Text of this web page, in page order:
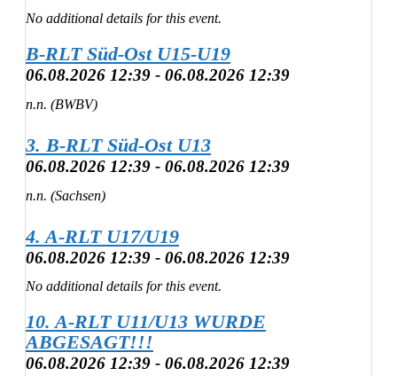
No additional details for this event.
B-RLT Süd-Ost U15-U19
06.08.2026 12:39 - 06.08.2026 12:39
n.n. (BWBV)
3. B-RLT Süd-Ost U13
06.08.2026 12:39 - 06.08.2026 12:39
n.n. (Sachsen)
4. A-RLT U17/U19
06.08.2026 12:39 - 06.08.2026 12:39
No additional details for this event.
10. A-RLT U11/U13 WURDE
ABGESAGT!!!
06.08.2026 12:39 - 06.08.2026 12:39